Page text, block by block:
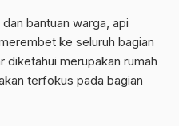
bantuan warga, api
ke seluruh bagian
diketahui merupakan rumah
terfokus pada bagian